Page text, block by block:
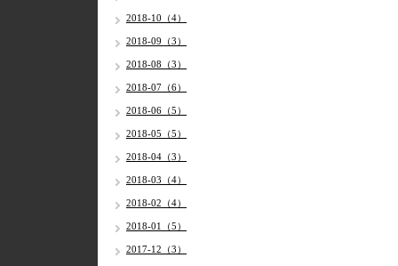
2018-10（4）
2018-09（3）
2018-08（3）
2018-07（6）
2018-06（5）
2018-05（5）
2018-04（3）
2018-03（4）
2018-02（4）
2018-01（5）
2017-12（3）